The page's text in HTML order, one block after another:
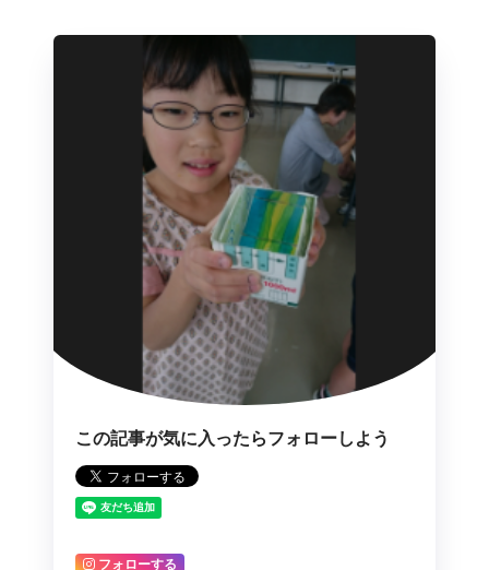
この記事が気に入ったらフォローしよう
フォローする